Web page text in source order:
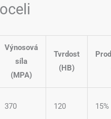
Výnosová
síla
(MPA)
Tvrdost
(HB)
370 120 15%